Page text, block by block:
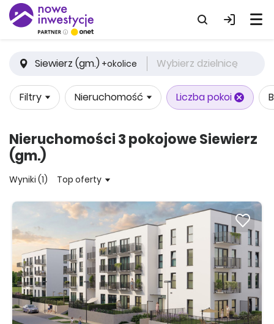
Siewierz (gm.) +okolice Wybierz dzielnicę
Filtry Nieruchomość Liczba pokoi
Nieruchomości 3 pokojowe Siewierz
(gm.)
Wyniki (1) Top oferty